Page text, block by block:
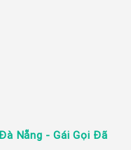
Nẵng - Gái Gọi Đã